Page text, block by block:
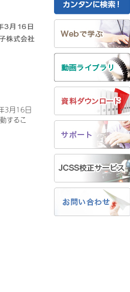
3月16日
するこ